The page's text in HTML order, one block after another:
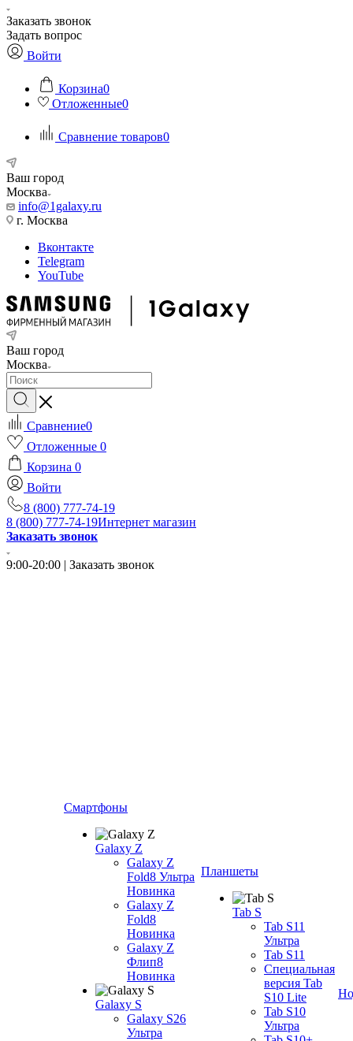
Заказать звонок
Задать вопрос
Войти
Корзина0
Отложенные0
Сравнение товаров0
Ваш город
Москва
info@1galaxy.ru
г. Москва
Вконтакте
Telegram
YouTube
Ваш город
Москва
Сравнение0
Отложенные 0
Корзина 0
Войти
8 (800) 777-74-19
8 (800) 777-74-19Интернет магазин
Заказать звонок
9:00-20:00 | Заказать звонок
Смартфоны
Galaxy Z
Galaxy Z
Fold8 Ультра
Новинка
Galaxy Z
Fold8
Новинка
Galaxy Z
Флип8
Новинка
Galaxy S
Galaxy S26
Ультра
Планшеты
Tab S
Tab S11
Ультра
Tab S11
Специальная
версия Tab
S10 Lite
Tab S10
Ультра